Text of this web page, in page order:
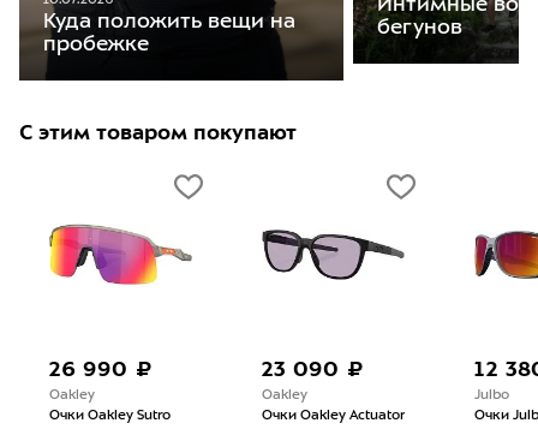
Куда положить вещи на
пробежке
Интимные
бегунов
С этим товаром покупают
26 990 ₽
Oakley
Очки Oakley Sutro
23 090 ₽
Oakley
Очки Oakley Actuator
12
Julbo
Очки